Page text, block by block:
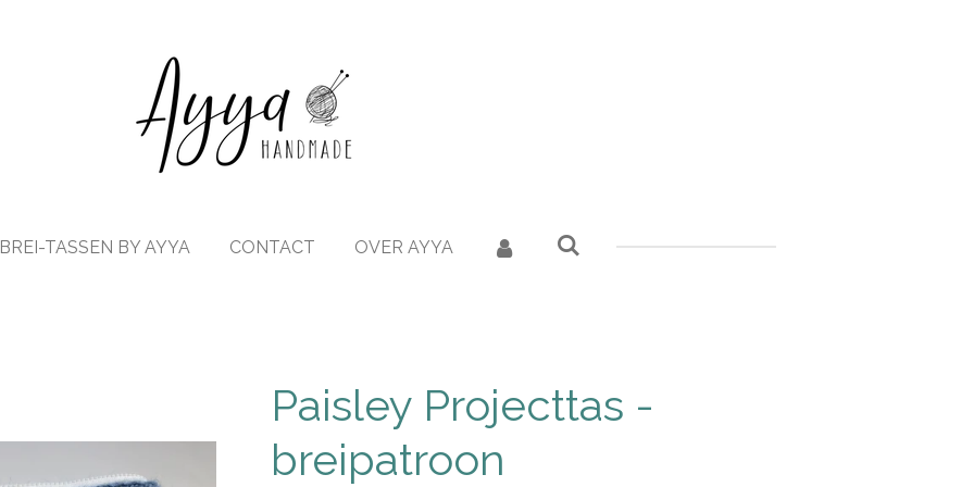
BREI-TASSEN BY AYYA CONTACT OVER AYYA
Paisley Projecttas -
breipatroon